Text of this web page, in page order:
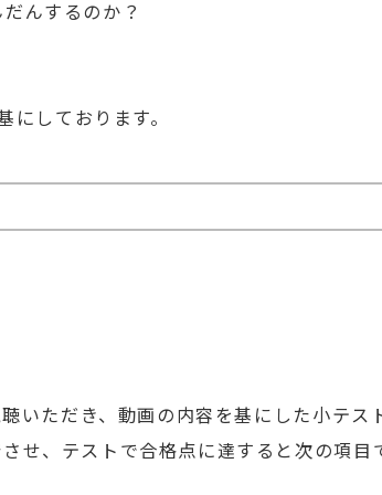
んするのか？
にしております。
いただき、動画の内容を基にした小テス
せ、テストで合格点に達すると次の項目